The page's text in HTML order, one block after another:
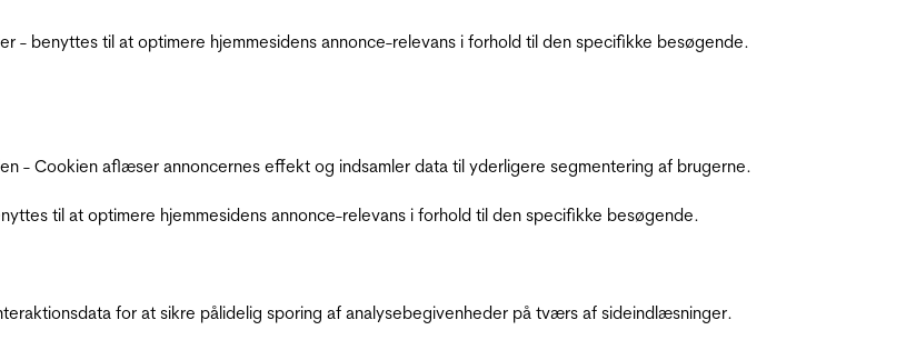
- benyttes til at optimere hjemmesidens annonce-relevans i forhold til den specifikke besøgende.
- Cookien aflæser annoncernes effekt og indsamler data til yderligere segmentering af brugerne.
til at optimere hjemmesidens annonce-relevans i forhold til den specifikke besøgende.
for at sikre pålidelig sporing af analysebegivenheder på tværs af sideindlæsninger.